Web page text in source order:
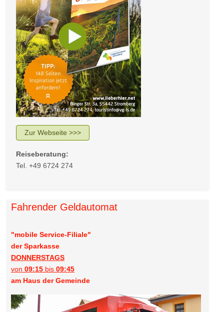
Zur Webseite >>>
Reiseberatung:
Tel. +49 6724 274
Fahrender Geldautomat
"mobile Service-Filiale"
der Sparkasse
DONNERSTAGS
von 09:15 bis 09:45
am Haus der Gemeinde